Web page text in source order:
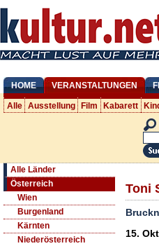
HOME VERANSTALTUNGEN
Alle Ausstellung Film Kabarett
Alle Länder
Österreich
Wien
Burgenland
Kärnten
Niederösterreich
Toni
15.